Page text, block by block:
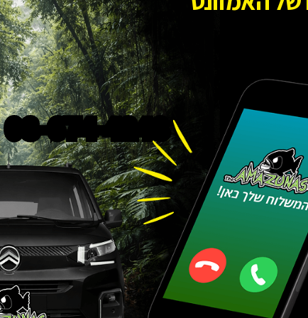
Seachem PhosGuard
הוספה לסל
– Red Sea Coralline Gro
−
+
08-674-4248